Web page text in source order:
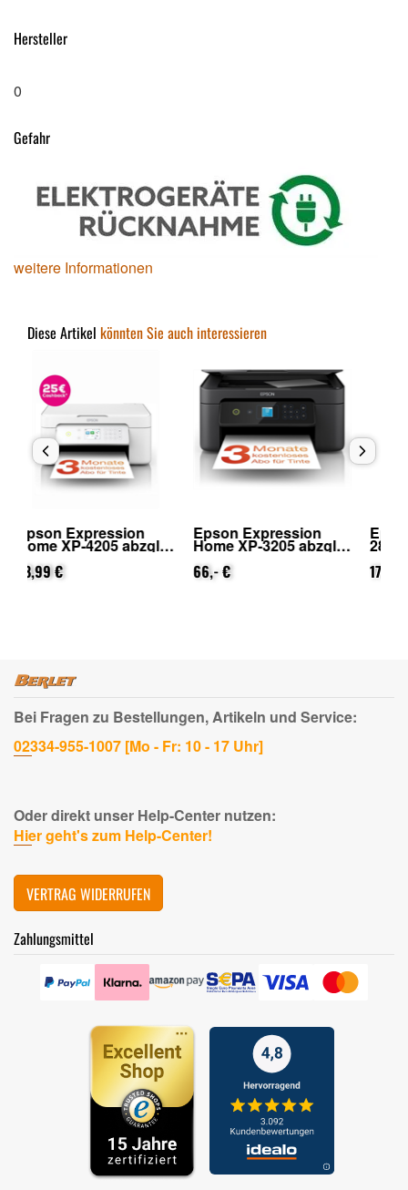
Hersteller
0
Gefahr
weitere Informationen
Diese Artikel könnten Sie auch interessieren
Epson Expression
Home XP-3205 abzgl.
25€ Cashback (von
Epson nach
Registrierung)
66,- €
Epson EcoTank ET-
2864 abzgl. 40€
Cashback (von Epson
nach Registrierung)
179,99 €
Bei Fragen zu Bestellungen, Artikeln und Service:
02334-955-1007 [Mo - Fr: 10 - 17 Uhr]
Oder direkt unser Help-Center nutzen:
Hier geht's zum Help-Center!
VERTRAG WIDERRUFEN
Zahlungsmittel